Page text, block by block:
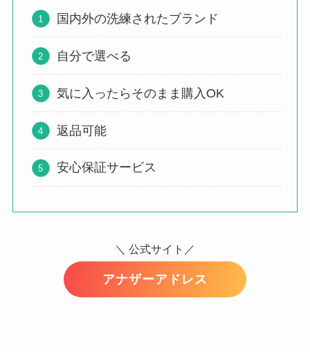
国内外の洗練されたブランド
自分で選べる
気に入ったらそのまま購入OK
返品可能
安心保証サービス
＼ 公式サイト／
アナザーアドレス